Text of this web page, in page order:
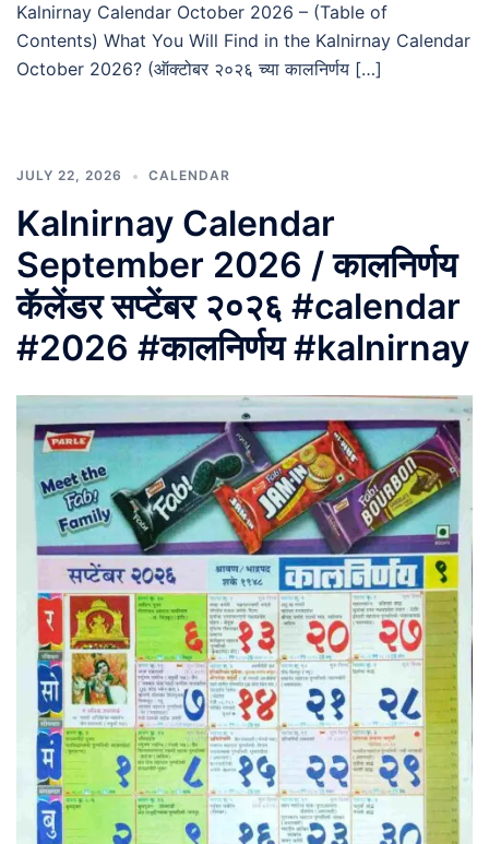
Kalnirnay Calendar October 2026 – (Table of
Contents) What You Will Find in the Kalnirnay Calendar
October 2026? (ऑक्टोबर २०२६ च्या कालनिर्णय […]
JULY 22, 2026 CALENDAR
Kalnirnay Calendar
September 2026 / कालनिर्णय
कॅलेंडर सप्टेंबर २०२६ #calendar
#2026 #कालनिर्णय #kalnirnay